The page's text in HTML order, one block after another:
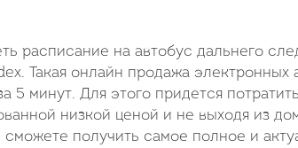
расписание на автобус дальнего
Такая онлайн продажа электронных
5 минут. Для этого придется
низкой ценой и не выходя из
сможете получить самое полное и